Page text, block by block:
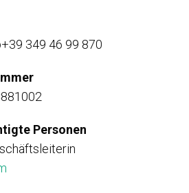
349 46 99 870
Personen